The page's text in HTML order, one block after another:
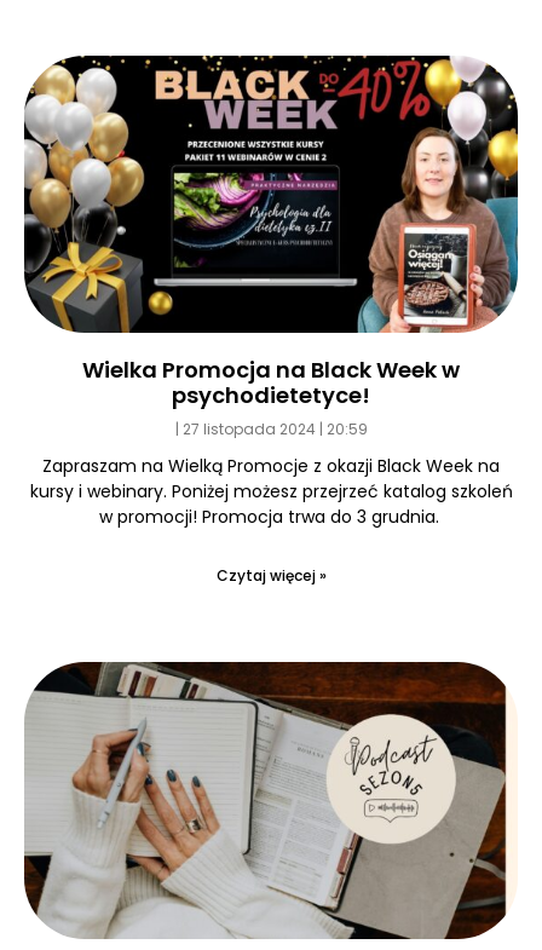
Wielka Promocja na Black Week w
psychodietetyce!
27 listopada 2024 20:59
Zapraszam na Wielką Promocje z okazji Black Week na
kursy i webinary. Poniżej możesz przejrzeć katalog szkoleń
w promocji! Promocja trwa do 3 grudnia.
Czytaj więcej »